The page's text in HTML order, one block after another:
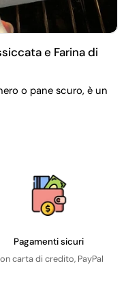
e Farina di
o pane scuro, è un
Pagamenti sicuri
carta di credito, PayPal